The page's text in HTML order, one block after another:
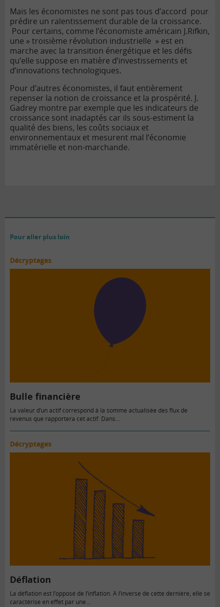
Mais les économistes ne sont pas tous d’accord pour
prédire un ralentissement durable de la croissance.
Pour certains, comme l’économiste américain J.Rifkin,
une » troisième révolution industrielle » est en
marche avec la transition énergétique et les défis
qu’elle suppose en matière d’investissements et
d’innovations technologiques.
Pour d’autres économistes, il faut entièrement
repenser la notion de croissance et la prospérité. J.
Gadrey montre par exemple que les indicateurs de
croissance sont inadaptés car ils sous-estiment la
qualité des biens, les coûts sociaux et
environnementaux et mesurent mal l’économie
immatérielle et non-marchande.
Pour aller plus loin
Décryptages
Bulle financière
La valeur d’un actif correspond à la somme actualisée des flux de
revenus que rapportera cet actif. Dans…
Décryptages
Déflation
La déflation est l’opposé de l’inflation. À l’inverse de cette dernière, elle se
caractérise en effet par une…